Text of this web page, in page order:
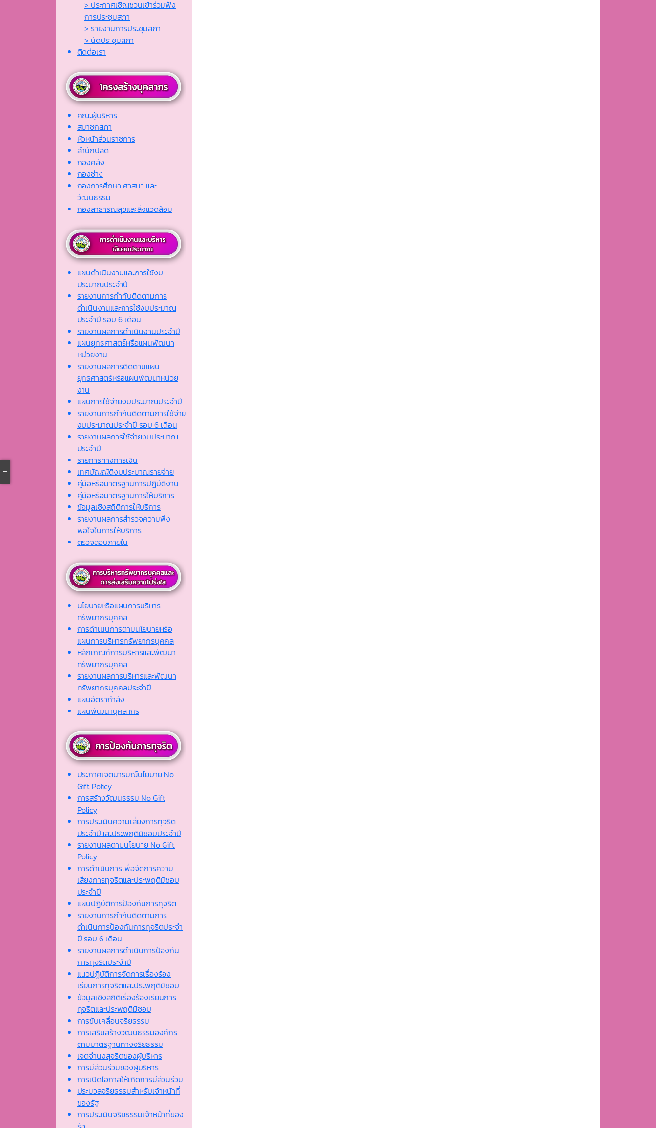
> ประกาศเชิญชวนเข้าร่วมฟัง
การประชุมสภา
> รายงานการประชุมสภา
> นัดประชุมสภา
ติดต่อเรา
คณะผู้บริหาร
สมาชิกสภา
หัวหน้าส่วนราชการ
สำนักปลัด
กองคลัง
กองช่าง
กองการศึกษา ศาสนา และ
วัฒนธรรม
กองสาธารณสุขและสิ่งแวดล้อม
แผนดำเนินงานและการใช้งบ
ประมาณประจำปี
รายงานการกำกับติดตามการ
ดำเนินงานและการใช้งบประมาณ
ประจำปี รอบ 6 เดือน
รายงานผลการดำเนินงานประจำปี
แผนยุทธศาสตร์หรือแผนพัฒนา
หน่วยงาน
รายงานผลการติดตามแผน
ยุทธศาสตร์หรือแผนพัฒนาหน่วย
งาน
แผนการใช้จ่ายงบประมาณประจำปี
รายงานการกำกับติดตามการใช้จ่าย
งบประมาณประจำปี รอบ 6 เดือน
รายงานผลการใช้จ่ายงบประมาณ
ประจำปี
รายการทางการเงิน
เทศบัญญัติงบประมาณรายจ่าย
คู่มือหรือมาตรฐานการปฏิบัติงาน
คู่มือหรือมาตรฐานการให้บริการ
ข้อมูลเชิงสถิติการให้บริการ
รายงานผลการสำรวจความพึง
พอใจในการให้บริการ
ตรวจสอบภายใน
นโยบายหรือแผนการบริหาร
ทรัพยากรบุคคล
การดำเนินการตามนโยบายหรือ
แผนการบริหารทรัพยากรบุคคล
หลักเกณฑ์การบริหารและพัฒนา
ทรัพยากรบุคคล
รายงานผลการบริหารและพัฒนา
ทรัพยากรบุคคลประจำปี
แผนอัตรากำลัง
แผนพัฒนาบุคลากร
ประกาศเจตนารมณ์นโยบาย No
Gift Policy
การสร้างวัฒนธรรม No Gift
Policy
การประเมินความเสี่ยงการทุจริต
ประจำปีและประพฤติมิชอบประจำปี
รายงานผลตามนโยบาย No Gift
Policy
การดำเนินการเพื่อจัดการความ
เสี่ยงการทุจริตและประพฤติมิชอบ
ประจำปี
แผนปฏิบัติการป้องกันการทุจริต
รายงานการกำกับติดตามการ
ดำเนินการป้องกันการทุจริตประจำ
ปี รอบ 6 เดือน
รายงานผลการดำเนินการป้องกัน
การทุจริตประจำปี
แนวปฏิบัติการจัดการเรื่องร้อง
เรียนการทุจริตและประพฤติมิชอบ
ข้อมูลเชิงสถิติเรื่องร้องเรียนการ
ทุจริตและประพฤติมิชอบ
การขับเคลื่อนจริยธรรม
การเสริมสร้างวัฒนธรรมองค์กร
ตามมาตรฐานทางจริยธรรม
เจตจํานงสุจริตของผู้บริหาร
การมีส่วนร่วมของผู้บริหาร
การเปิดโอกาสให้เกิดการมีส่วนร่วม
ประมวลจริยธรรมสำหรับเจ้าหน้าที่
ของรัฐ
การประเมินจริยธรรมเจ้าหน้าที่ของ